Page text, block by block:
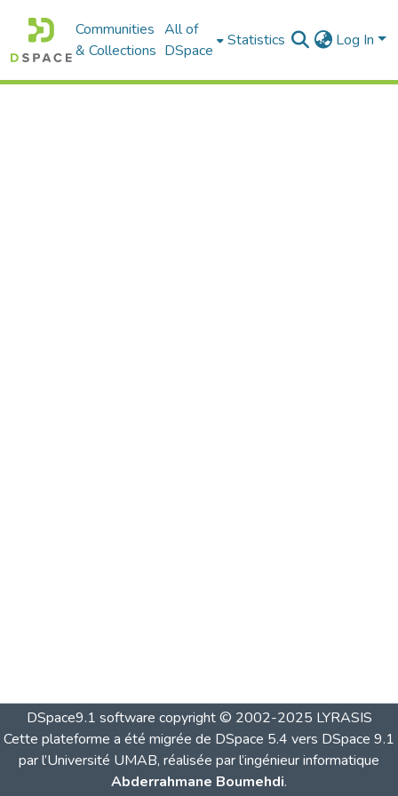
Communities
& Collections
All of
DSpace
Statistics Log In
DSpace9.1 software copyright © 2002-2025 LYRASIS
Cette plateforme a été migrée de DSpace 5.4 vers DSpace 9.1
par l’Université UMAB, réalisée par l’ingénieur informatique
Abderrahmane Boumehdi.